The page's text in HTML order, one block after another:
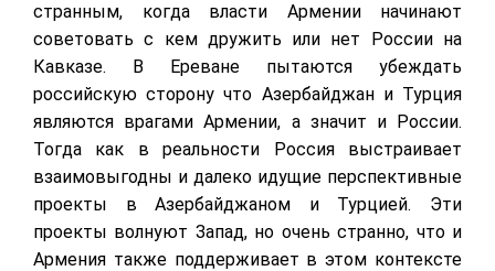
странным, когда власти Армении начинают
советовать с кем дружить или нет России на
Кавказе. В Ереване пытаются убеждать
российскую сторону что Азербайджан и Турция
являются врагами Армении, а значит и России.
Тогда как в реальности Россия выстраивает
взаимовыгодны и далеко идущие перспективные
проекты в Азербайджаном и Турцией. Эти
проекты волнуют Запад, но очень странно, что и
Армения также поддерживает в этом контексте